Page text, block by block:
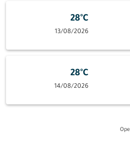
28°C
13/08/2026
28°C
14/08/2026